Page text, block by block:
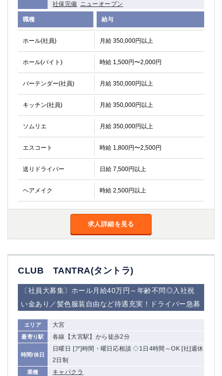
社保完備 ニューオープン
職種 給与
ホール(社員) 月給 350,000円以上
ホール(バイト) 時給 1,500円〜2,000円
バーテンダー(社員) 月給 350,000円以上
キッチン(社員) 月給 350,000円以上
ソムリエ 月給 350,000円以上
エスコート 時給 1,800円〜2,500円
送りドライバー 日給 7,500円以上
ヘアメイク 時給 2,500円以上
求人詳細を見る
CLUB TANTRA(タントラ)
〔社員大募集〕ホール月給40万円～年齢不問◎入社祝
い金あり／髪色服装自由など待遇充実！ドライバー急募
エリア 大宮
最寄り駅 各線【大宮駅】から徒歩2分
時間/休日
日曜日 [ア]時間・曜日応相談 ◇1日4時間～OK [社]週休
2日制
業種 キャバクラ
埼玉県
大宮
南越谷
志木
川越
草加
南浦和
所沢
熊谷
獨協大学前＜草加松原＞
蕨
千葉県
船橋
津田沼
成田
千葉
西船橋
佐倉
柏（西口）
木更津
柏（東口）
下総中山
本八幡
栃木県
宇都宮
小山
東武宇都宮（宇都宮西口）
茨城県
土浦
高崎